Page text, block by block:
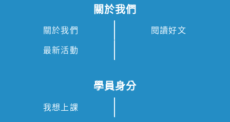
關於我們
關於我們 閱讀好文
最新活動
學員身分
我想上課